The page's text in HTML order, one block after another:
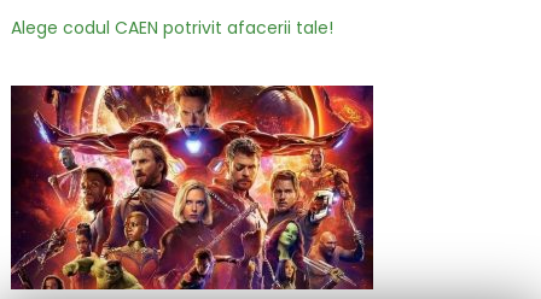
Alege codul CAEN potrivit afacerii tale!